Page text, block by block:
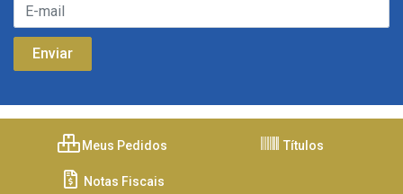
Meus Pedidos Títulos
Notas Fiscais